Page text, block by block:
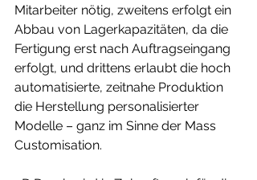
Mitarbeiter nötig, zweitens erfolgt ein
Abbau von Lagerkapazitäten, da die
Fertigung erst nach Auftragseingang
erfolgt, und drittens erlaubt die hoch
automatisierte, zeitnahe Produktion
die Herstellung personalisierter
Modelle – ganz im Sinne der Mass
Customisation.